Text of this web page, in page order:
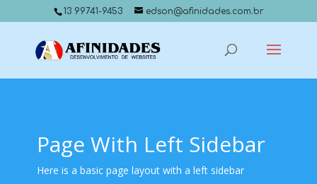
13 99741-9453 edson@afinidades.com.br
Page With Left Sidebar
Here is a basic page layout with a left sidebar